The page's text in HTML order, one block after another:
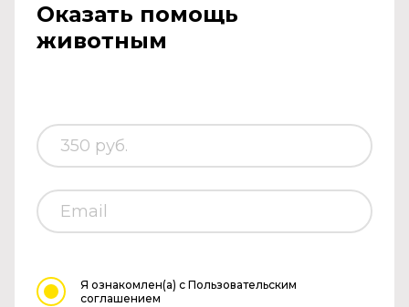
Оказать помощь
животным
Я ознакомлен(а) с Пользовательским
соглашением